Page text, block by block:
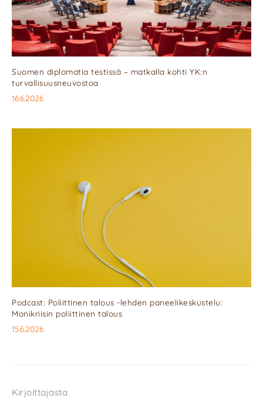
Suomen diplomatia testissä – matkalla kohti YK:n
turvallisuusneuvostoa
16.6.2026
Podcast: Poliittinen talous -lehden paneelikeskustelu:
Monikriisin poliittinen talous
15.6.2026
Kirjoittajasta